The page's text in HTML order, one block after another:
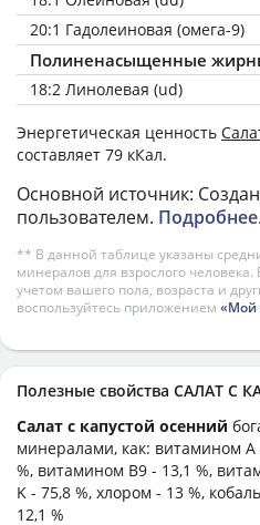
20:1 Гадолеиновая (омега-9)
Полиненасыщенные
18:2 Линолевая (ud)
Энергетическая ценность
составляет 79 кКал.
Основной источник:
пользователем. Подробнее.
** В данной таблице указаны
минералов для взрослого
учетом вашего пола, возраста и
воспользуйтесь приложением «Мой
Полезные свойства САЛАТ С
Салат с капустой осенний
минералами, как: витамином А
%, витамином B9 - 13,1 %,
K - 75,8 %, хлором - 13 %,
12,1 %